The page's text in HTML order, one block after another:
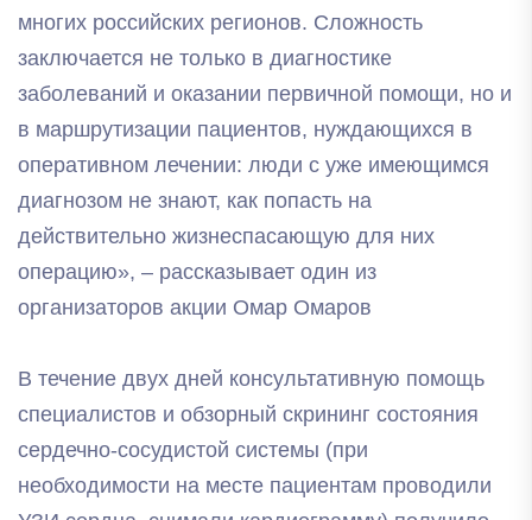
многих российских регионов. Сложность
заключается не только в диагностике
заболеваний и оказании первичной помощи, но и
в маршрутизации пациентов, нуждающихся в
оперативном лечении: люди с уже имеющимся
диагнозом не знают, как попасть на
действительно жизнеспасающую для них
операцию», – рассказывает один из
организаторов акции Омар Омаров
В течение двух дней консультативную помощь
специалистов и обзорный скрининг состояния
сердечно-сосудистой системы (при
необходимости на месте пациентам проводили